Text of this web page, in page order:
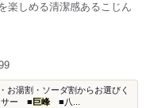
楽しめる清潔感あるこじん
お湯割・ソーダ割からお選びく
サー ■ 巨峰 ■八...